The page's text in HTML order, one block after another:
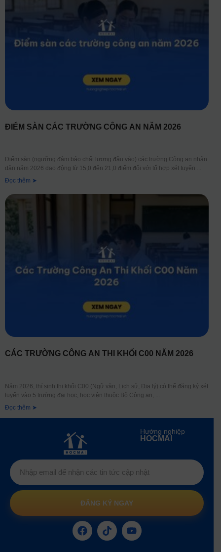
ĐIỂM SÀN CÁC TRƯỜNG CÔNG AN NĂM 2026
Điểm sàn (ngưỡng đảm bảo chất lượng đầu vào) các trường Công an nhân
dân năm 2026 dao động từ 15,0 đến 21,0 điểm đối với tổ hợp xét tuyển
Đọc thêm ➤
CÁC TRƯỜNG CÔNG AN THI KHỐI C00 NĂM 2026
Năm 2026, thí sinh thi khối C00 (Ngữ văn, Lịch sử, Địa lý) có thể đăng ký xét
tuyển vào 5 trường đại học, học viện thuộc Bộ Công an,
Đọc thêm ➤
Hướng nghiệp
HOCMAI
ĐĂNG KÝ NGAY